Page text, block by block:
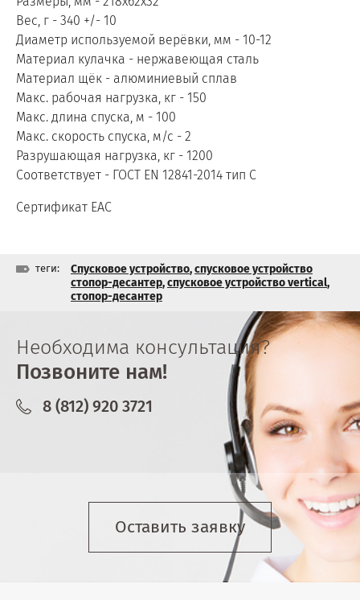
Вес, г - 340 +/- 10
Диаметр используемой верёвки, мм - 10-12
Материал кулачка - нержавеющая сталь
Материал щёк - алюминиевый сплав
Макс. рабочая нагрузка, кг - 150
Макс. длина спуска, м - 100
Макс. скорость спуска, м/с - 2
Разрушающая нагрузка, кг - 1200
Соответствует - ГОСТ EN 12841-2014 тип С
Сертификат EAC
теги: Спусковое устройство,спусковое устройство
стопор-десантер,спусковое устройство vertical,
стопор-десантер
Необходима консультация?
Позвоните нам!
8 (812) 920 3721
Оставить заявку